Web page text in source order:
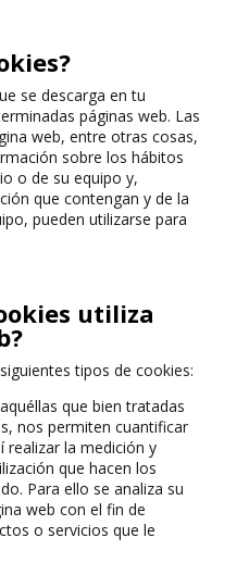
se descarga en tu
páginas web. Las
web, entre otras cosas,
sobre los hábitos
o de su equipo y,
que contengan y de la
pueden utilizarse para
utiliza
tipos de cookies:
que bien tratadas
nos permiten cuantificar
realizar la medición y
que hacen los
Para ello se analiza su
web con el fin de
o servicios que le